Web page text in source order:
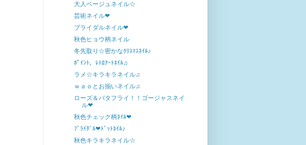
大人ベージュネイル☆
芸術ネイル❤
ブライダルネイル❤
秋色ヒョウ柄ネイル
冬先取り☆密かなｸﾘｽﾏｽﾈｲﾙ♪
ﾎﾟｲﾝﾄ、ﾚﾄﾛｱｰﾄﾈｲﾙ♫
ラメ☆キラキラネイル♫
ｗａｏとお揃いネイル♫
ローズ＆バタフライ！！ゴージャスネイ
ル❤
秋色チェック柄ﾈｲﾙ❤
ﾌﾞﾗｲﾀﾞﾙ❤ﾄﾞｯﾄﾈｲﾙ♪
秋色キラキラネイル☆